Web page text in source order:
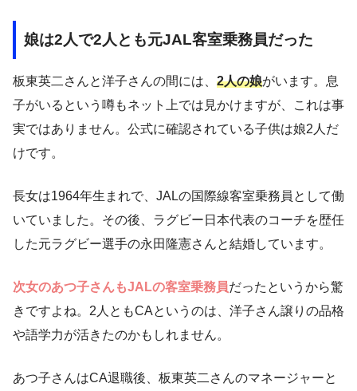
娘は2人で2人とも元JAL客室乗務員だった
板東英二さんと洋子さんの間には、 2人の娘がいます。息
子がいるという噂もネット上では見かけますが、これは事
実ではありません。公式に確認されている子供は娘2人だ
けです。
長女は1964年生まれで、JALの国際線客室乗務員として働
いていました。その後、ラグビー日本代表のコーチを歴任
した元ラグビー選手の永田隆憲さんと結婚しています。
次女のあつ子さんもJALの客室乗務員だったというから驚
きですよね。2人ともCAというのは、洋子さん譲りの品格
や語学力が活きたのかもしれません。
あつ子さんはCA退職後、板東英二さんのマネージャーと